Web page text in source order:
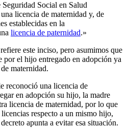
Social en Salud
licencia de maternidad y, de
establecidas en la
licencia de paternidad.»
este inciso, pero asumimos que
por el hijo entregado en adopción ya
maternidad.
reconoció una licencia de
en adopción su hijo, la madre
licencia de maternidad, por lo que
respecto a un mismo hijo,
apunta a evitar esa situación.